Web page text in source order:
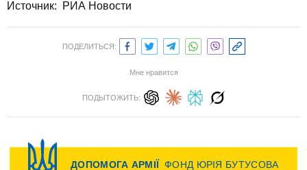
Источник: РИА Новости
ПОДЕЛИТЬСЯ:
Мне нравится
ПОДЫТОЖИТЬ: